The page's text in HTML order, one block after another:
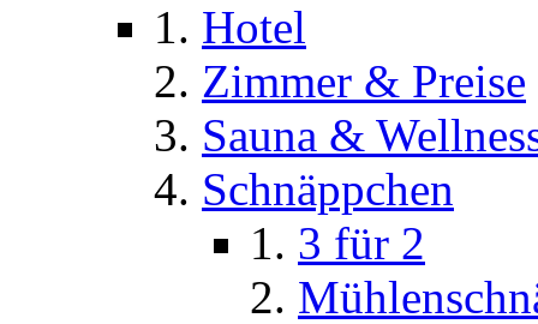
Hotel
Zimmer & Preise
Sauna &
Schnäppchen
3 für 2